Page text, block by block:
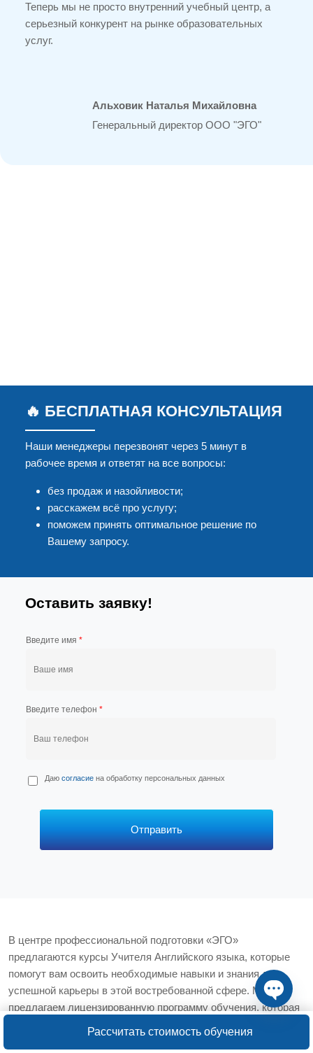
Теперь мы не просто внутренний учебный центр, а
серьезный конкурент на рынке образовательных
услуг.
Альховик Наталья Михайловна
Генеральный директор ООО "ЭГО"
🔥 БЕСПЛАТНАЯ КОНСУЛЬТАЦИЯ
Наши менеджеры перезвонят через 5 минут в
рабочее время и ответят на все вопросы:
без продаж и назойливости;
расскажем всё про услугу;
поможем принять оптимальное решение по
Вашему запросу.
Оставить заявку!
Введите имя *
Введите телефон *
П
е
Даю согласиена обработку персональных данных
Отправить
В центре профессиональной подготовки «ЭГО»
предлагаются курсы Учителя Английского языка, которые
помогут вам освоить необходимые навыки и знания для
успешной карьеры в этой востребованной сфере. Мы
предлагаем лицензированную программу обучения, которая
позволяет нашим студентам уверенно начать свою
Open
Рассчитать стоимость обучения